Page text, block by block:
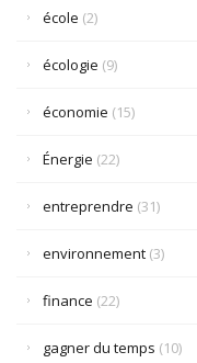
école (2)
écologie (9)
économie (15)
Énergie (22)
entreprendre (31)
environnement (3)
finance (22)
gagner du temps (10)